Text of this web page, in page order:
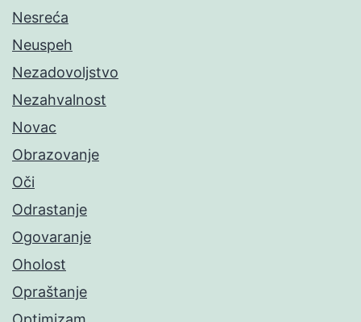
Nesreća
Neuspeh
Nezadovoljstvo
Nezahvalnost
Novac
Obrazovanje
Oči
Odrastanje
Ogovaranje
Oholost
Opraštanje